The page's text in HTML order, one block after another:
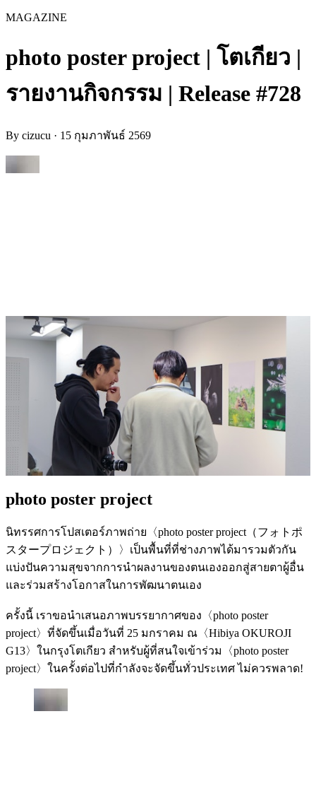
MAGAZINE
photo poster project | โตเกียว |
รายงานกิจกรรม | Release #728
By cizucu · 15 กุมภาพันธ์ 2569
photo poster project
นิทรรศการโปสเตอร์ภาพถ่าย〈photo poster project（フォトポ
スタープロジェクト）〉เป็นพื้นที่ที่ช่างภาพได้มารวมตัวกัน
แบ่งปันความสุขจากการนำผลงานของตนเองออกสู่สายตาผู้อื่น
และร่วมสร้างโอกาสในการพัฒนาตนเอง
ครั้งนี้ เราขอนำเสนอภาพบรรยากาศของ〈photo poster
project〉ที่จัดขึ้นเมื่อวันที่ 25 มกราคม ณ〈Hibiya OKUROJI
G13〉ในกรุงโตเกียว สำหรับผู้ที่สนใจเข้าร่วม〈photo poster
project〉ในครั้งต่อไปที่กำลังจะจัดขึ้นทั่วประเทศ ไม่ควรพลาด!